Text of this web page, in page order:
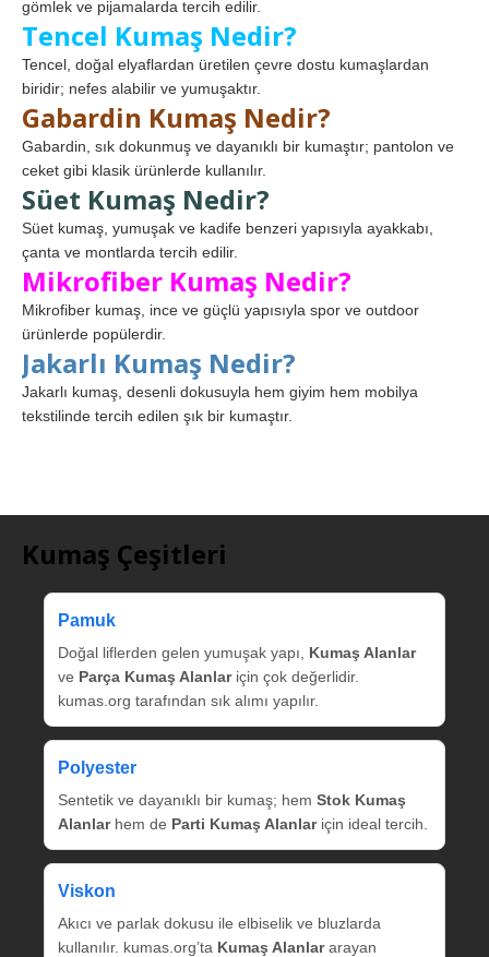
gömlek ve pijamalarda tercih edilir.
Tencel Kumaş Nedir?
Tencel, doğal elyaflardan üretilen çevre dostu kumaşlardan
biridir; nefes alabilir ve yumuşaktır.
Gabardin Kumaş Nedir?
Gabardin, sık dokunmuş ve dayanıklı bir kumaştır; pantolon ve
ceket gibi klasik ürünlerde kullanılır.
Süet Kumaş Nedir?
Süet kumaş, yumuşak ve kadife benzeri yapısıyla ayakkabı,
çanta ve montlarda tercih edilir.
Mikrofiber Kumaş Nedir?
Mikrofiber kumaş, ince ve güçlü yapısıyla spor ve outdoor
ürünlerde popülerdir.
Jakarlı Kumaş Nedir?
Jakarlı kumaş, desenli dokusuyla hem giyim hem mobilya
tekstilinde tercih edilen şık bir kumaştır.
Kumaş Çeşitleri
Pamuk
Doğal liflerden gelen yumuşak yapı, Kumaş Alanlar
ve Parça Kumaş Alanlariçin çok değerlidir.
kumas.org tarafından sık alımı yapılır.
Polyester
Sentetik ve dayanıklı bir kumaş; hem Stok Kumaş
Alanlarhem de Parti Kumaş Alanlariçin ideal tercih.
Viskon
Akıcı ve parlak dokusu ile elbiselik ve bluzlarda
kullanılır. kumas.org’ta Kumaş Alanlararayan